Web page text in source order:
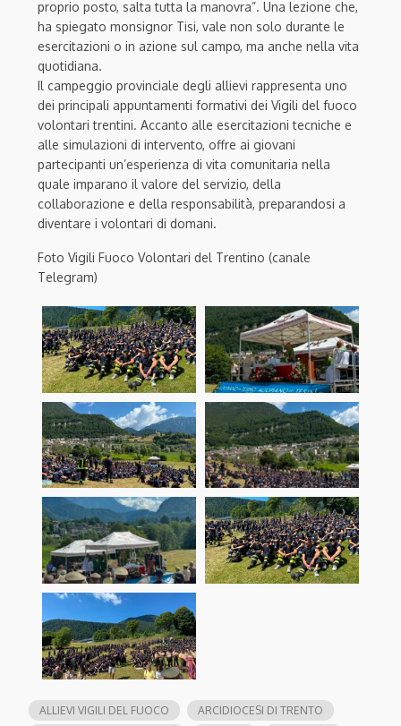
proprio posto, salta tutta la manovra”. Una lezione che,
ha spiegato monsignor Tisi, vale non solo durante le
esercitazioni o in azione sul campo, ma anche nella vita
quotidiana.
Il campeggio provinciale degli allievi rappresenta uno
dei principali appuntamenti formativi dei Vigili del fuoco
volontari trentini. Accanto alle esercitazioni tecniche e
alle simulazioni di intervento, offre ai giovani
partecipanti un’esperienza di vita comunitaria nella
quale imparano il valore del servizio, della
collaborazione e della responsabilità, preparandosi a
diventare i volontari di domani.
Foto Vigili Fuoco Volontari del Trentino (canale
Telegram)
ALLIEVI VIGILI DEL FUOCO
ARCIDIOCESI DI TRENTO